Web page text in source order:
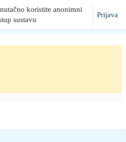
koristite anonimni
sustavu
Prijava